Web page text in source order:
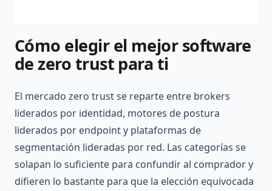
Cómo elegir el mejor software
de zero trust para ti
El mercado zero trust se reparte entre brokers
liderados por identidad, motores de postura
liderados por endpoint y plataformas de
segmentación lideradas por red. Las categorías se
solapan lo suficiente para confundir al comprador y
difieren lo bastante para que la elección equivocada